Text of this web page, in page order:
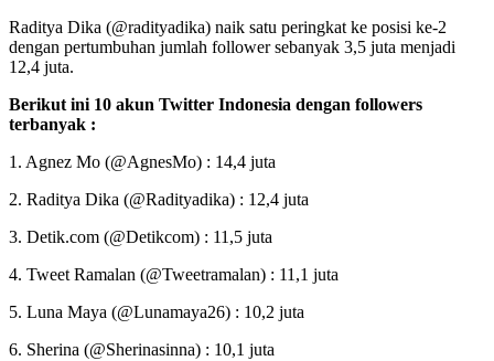
Raditya Dika (@radityadika) naik satu peringkat ke posisi ke-2
dengan pertumbuhan jumlah follower sebanyak 3,5 juta menjadi
12,4 juta.
Berikut ini 10 akun Twitter Indonesia dengan followers
terbanyak :
1. Agnez Mo (@AgnesMo) : 14,4 juta
2. Raditya Dika (@Radityadika) : 12,4 juta
3. Detik.com (@Detikcom) : 11,5 juta
4. Tweet Ramalan (@Tweetramalan) : 11,1 juta
5. Luna Maya (@Lunamaya26) : 10,2 juta
6. Sherina (@Sherinasinna) : 10,1 juta